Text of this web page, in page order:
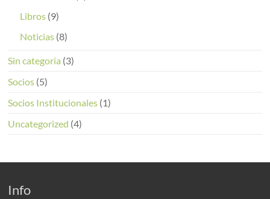
Libros (9)
Noticias (8)
Sin categoría (3)
Socios (5)
Socios Institucionales (1)
Uncategorized (4)
Info